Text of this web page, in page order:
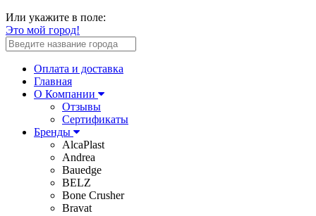
Или укажите в поле:
Это мой город!
Оплата и доставка
Главная
О Компании
Отзывы
Сертификаты
Бренды
AlcaPlast
Andrea
Bauedge
BELZ
Bone Crusher
Bravat